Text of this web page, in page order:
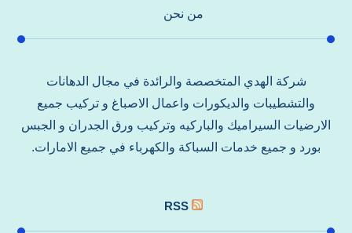
من نحن
شركة الهدي المتخصصة والرائدة في مجال الدهانات
والتشطيبات والديكورات واعمال الاصباغ و تركيب جميع
الارضيات السيراميك والباركيه وتركيب ورق الجدران و الجبس
بورد و جميع خدمات السباكة والكهرباء في جميع الامارات.
RSS